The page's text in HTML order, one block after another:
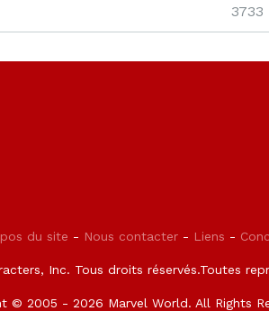
du site - Nous contacter - Liens -
Inc. Tous droits réservés.Toutes
© 2005 - 2026 Marvel World. All Rights